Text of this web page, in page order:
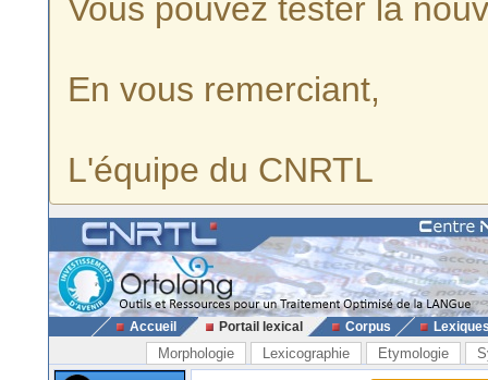
Vous pouvez tester la
En vous remerciant,
L'équipe du CNRTL
Accueil Portail lexical Corpus
Morphologie Lexicographie Etymologie